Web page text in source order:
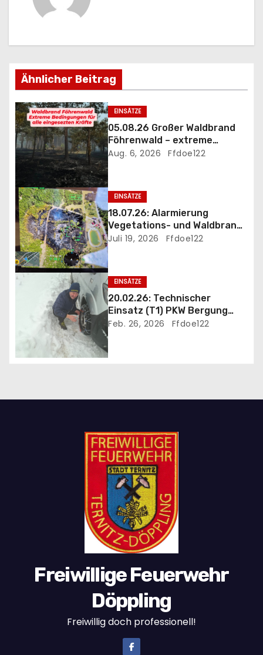
g
s
n
a
v
g
a
t
i
Ähnlicher Beitrag
EINSÄTZE
05.08.26 Großer Waldbrand
Föhrenwald – extreme
Einsatzbedingungen
Aug. 6, 2026 Ffdoe122
EINSÄTZE
18.07.26: Alarmierung
Vegetations- und Waldbrand
B3 Föhrenwald
Juli 19, 2026 Ffdoe122
EINSÄTZE
20.02.26: Technischer
Einsatz (T1) PKW Bergung
und Eigehilfe wegen
Feb. 26, 2026 Ffdoe122
Freiwillige Feuerwehr
Döppling
Freiwillig doch professionell!